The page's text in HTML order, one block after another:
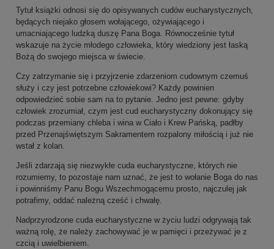
Tytuł książki odnosi się do opisywanych cudów eucharystycznych,
będących niejako głosem wołającego, ożywiającego i
umacniającego ludzką duszę Pana Boga. Równocześnie tytuł
wskazuje na życie młodego człowieka, który wiedziony jest łaską
Bożą do swojego miejsca w świecie.
Czy zatrzymanie się i przyjrzenie zdarzeniom cudownym czemuś
służy i czy jest potrzebne człowiekowi? Każdy powinien
odpowiedzieć sobie sam na to pytanie. Jedno jest pewne: gdyby
człowiek zrozumiał, czym jest cud eucharystyczny dokonujący się
podczas przemiany chleba i wina w Ciało i Krew Pańską, padłby
przed Przenajświętszym Sakramentem rozpalony miłością i już nie
wstał z kolan.
Jeśli zdarzają się niezwykłe cuda eucharystyczne, których nie
rozumiemy, to pozostaje nam uznać, że jest to wołanie Boga do nas
i powinniśmy Panu Bogu Wszechmogącemu prosto, najczulej jak
potrafimy, oddać należną cześć i chwałę.
Nadprzyrodzone cuda eucharystyczne w życiu ludzi odgrywają tak
ważną rolę, że należy zachowywać je w pamięci i przeżywać je z
czcią i uwielbieniem.